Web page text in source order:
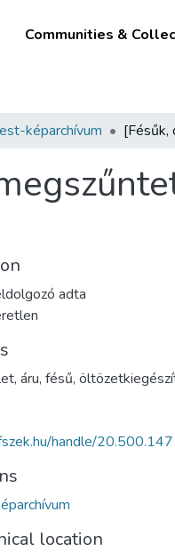
Communities &
képarchívum
adta
, áru, fésű,
handle/
location